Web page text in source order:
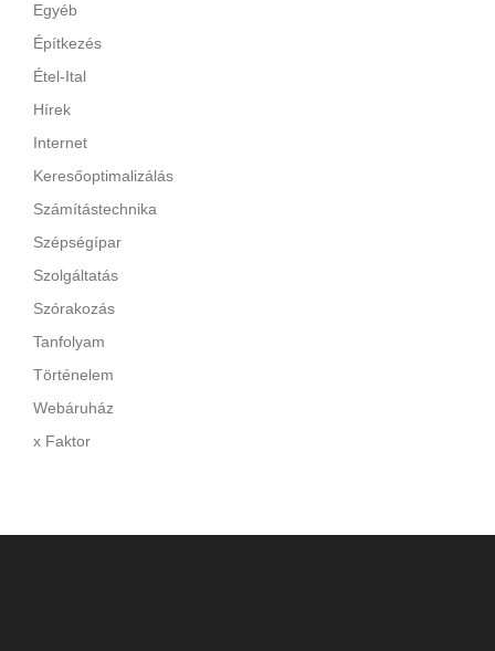
Egyéb
Építkezés
Étel-Ital
Hírek
Internet
Keresőoptimalizálás
Számítástechnika
Szépségípar
Szolgáltatás
Szórakozás
Tanfolyam
Történelem
Webáruház
x Faktor